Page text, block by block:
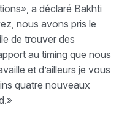
a déclaré Bakhti
nous avons pris le
de trouver des
au timing que nous
et d’ailleurs je vous
quatre nouveaux